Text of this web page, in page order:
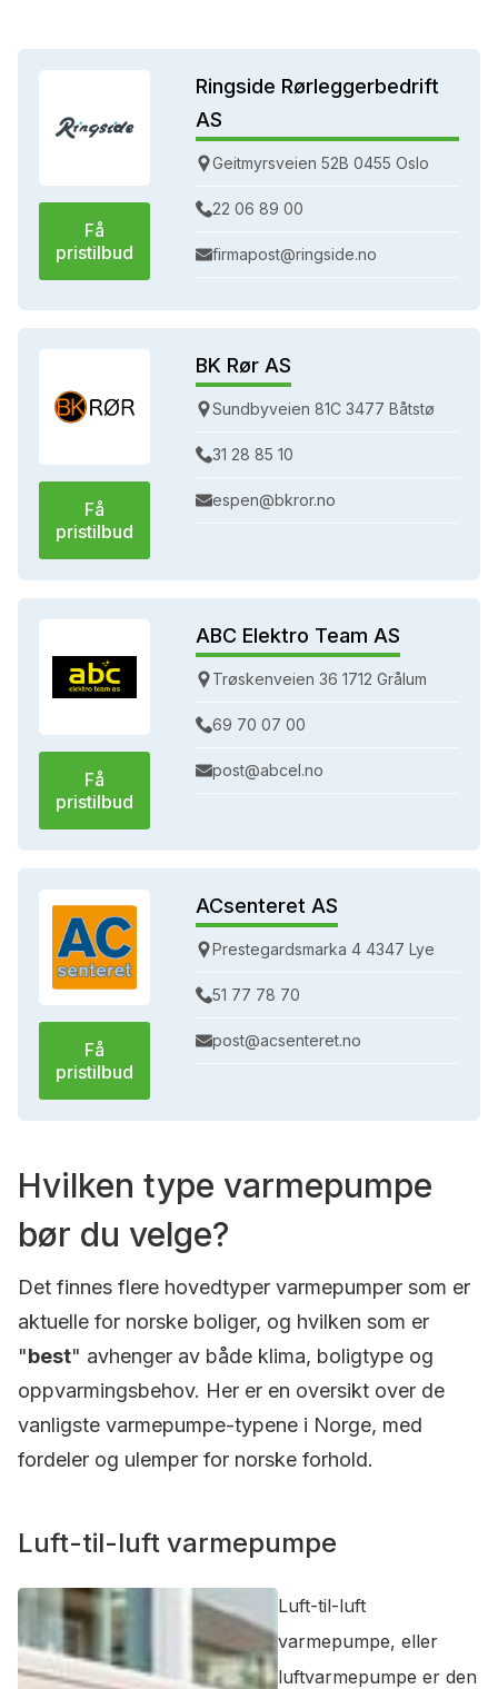
Få
pristilbud
Ringside Rørleggerbedrift
AS
Geitmyrsveien 52B 0455 Oslo
22 06 89 00
firmapost@ringside.no
Få
pristilbud
BK Rør AS
Sundbyveien 81C 3477 Båtstø
31 28 85 10
espen@bkror.no
Få
pristilbud
ABC Elektro Team AS
Trøskenveien 36 1712 Grålum
69 70 07 00
post@abcel.no
Få
pristilbud
ACsenteret AS
Prestegardsmarka 4 4347 Lye
51 77 78 70
post@acsenteret.no
Hvilken type varmepumpe
bør du velge?
Det finnes flere hovedtyper varmepumper som er
aktuelle for norske boliger, og hvilken som er
"best" avhenger av både klima, boligtype og
oppvarmingsbehov. Her er en oversikt over de
vanligste varmepumpe-typene i Norge, med
fordeler og ulemper for norske forhold.
Luft-til-luft varmepumpe
Luft-til-luft
varmepumpe, eller
luftvarmepumpe er den